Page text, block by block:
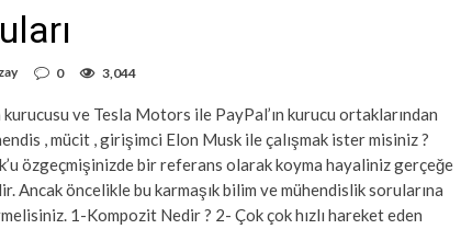
0 3,044
kurucusu ve Tesla Motors ile PayPal’ın kurucu ortaklarından
, mücit , girişimci Elon Musk ile çalışmak ister misiniz ?
özgeçmişinizde bir referans olarak koyma hayaliniz gerçeğe
Ancak öncelikle bu karmaşık bilim ve mühendislik sorularına
1-Kompozit Nedir ? 2- Çok çok hızlı hareket eden